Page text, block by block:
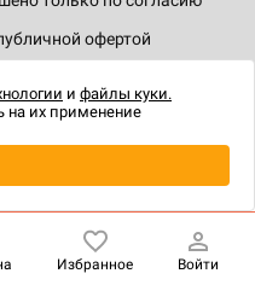
наличии
офертой
Избранное Войти
и файлы куки.
на их применение